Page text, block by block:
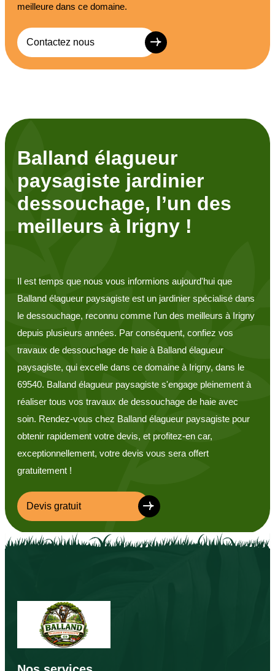
meilleure dans ce domaine.
Contactez nous
Balland élagueur
paysagiste jardinier
dessouchage, l’un des
meilleurs à Irigny !
Il est temps que nous vous informions aujourd'hui que
Balland élagueur paysagiste est un jardinier spécialisé dans
le dessouchage, reconnu comme l’un des meilleurs à Irigny
depuis plusieurs années. Par conséquent, confiez vos
travaux de dessouchage de haie à Balland élagueur
paysagiste, qui excelle dans ce domaine à Irigny, dans le
69540. Balland élagueur paysagiste s'engage pleinement à
réaliser tous vos travaux de dessouchage de haie avec
soin. Rendez-vous chez Balland élagueur paysagiste pour
obtenir rapidement votre devis, et profitez-en car,
exceptionnellement, votre devis vous sera offert
gratuitement !
Devis gratuit